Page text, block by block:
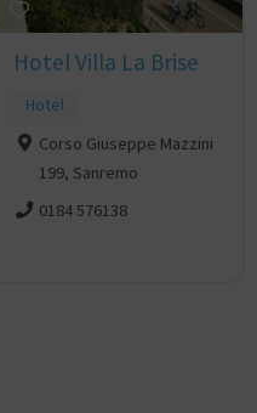
Hotel Villa La Brise
Hotel
Corso Giuseppe Mazzini
199, Sanremo
0184 576138